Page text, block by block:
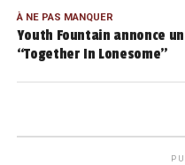
À NE PAS MANQUER
Youth Fountain annonce
“Together In Lonesome”